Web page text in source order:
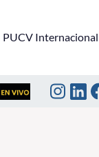
PUCV Internacional